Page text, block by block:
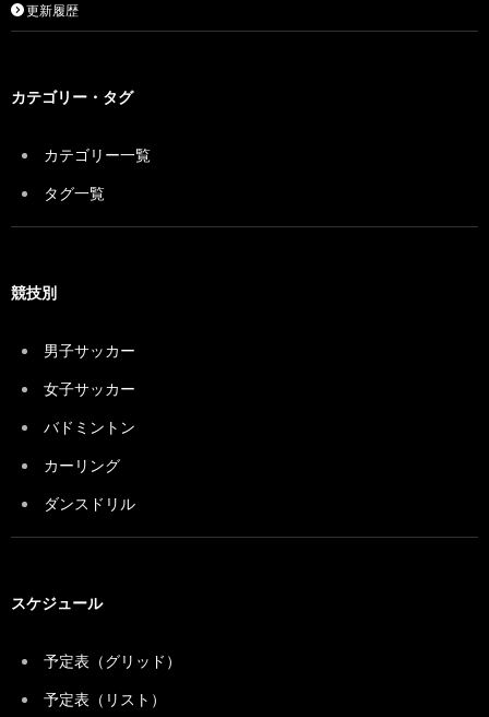
更新履歴
カテゴリー・タグ
カテゴリー一覧
タグ一覧
競技別
男子サッカー
女子サッカー
バドミントン
カーリング
ダンスドリル
スケジュール
予定表（グリッド）
予定表（リスト）